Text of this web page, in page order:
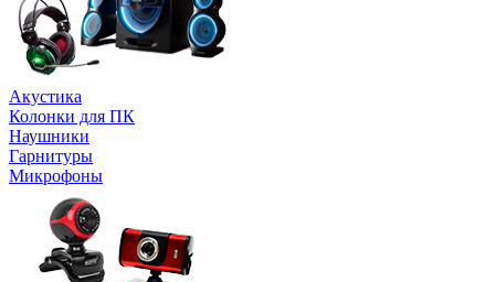
Акустика
Колонки для ПК
Наушники
Гарнитуры
Микрофоны